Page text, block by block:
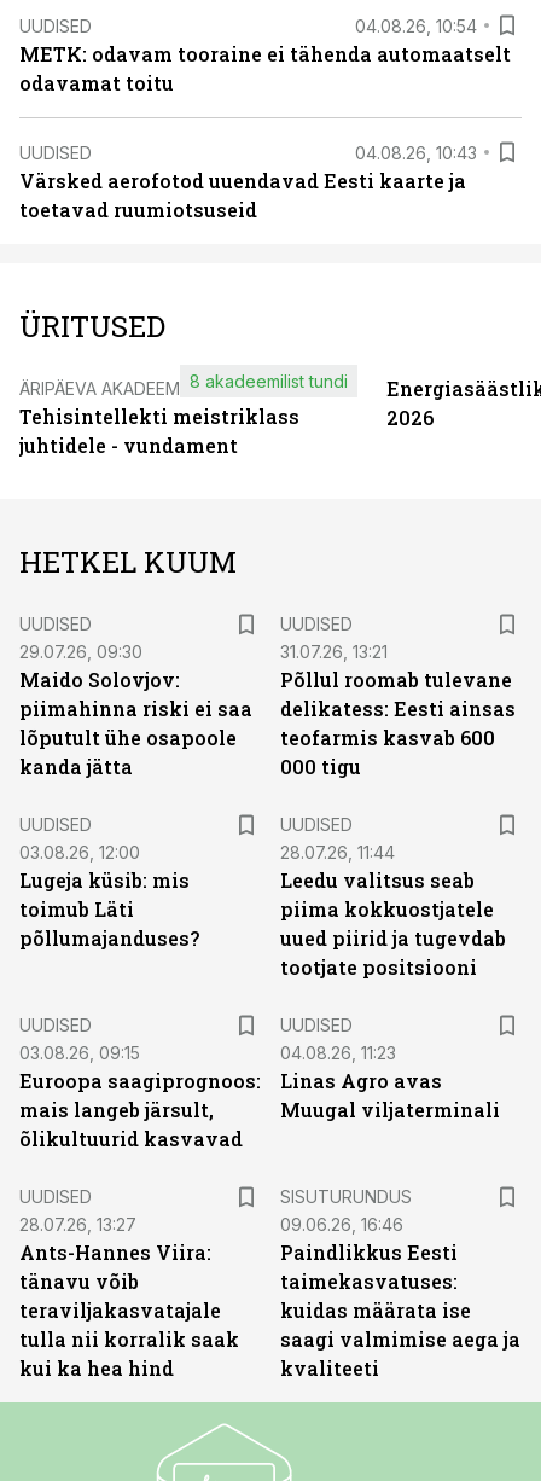
UUDISED 04.08.26, 10:54
METK: odavam tooraine ei tähenda automaatselt
odavamat toitu
UUDISED 04.08.26, 10:43
Värsked aerofotod uuendavad Eesti kaarte ja
toetavad ruumiotsuseid
ÜRITUSED
ÄRIPÄEVA AKADEEMIA
Tehisintellekti meistriklass
juhtidele - vundament
8 akadeemilist tundi
2026
HETKEL KUUM
UUDISED
29.07.26, 09:30
Maido Solovjov:
piimahinna riski ei saa
lõputult ühe osapoole
kanda jätta
UUDISED
31.07.26, 13:21
Põllul roomab tulevane
delikatess: Eesti ainsas
teofarmis kasvab 600
000 tigu
UUDISED
03.08.26, 12:00
Lugeja küsib: mis
toimub Läti
põllumajanduses?
UUDISED
28.07.26, 11:44
Leedu valitsus seab
piima kokkuostjatele
uued piirid ja tugevdab
tootjate positsiooni
UUDISED
03.08.26, 09:15
Euroopa saagiprognoos:
mais langeb järsult,
õlikultuurid kasvavad
UUDISED
04.08.26, 11:23
Linas Agro avas
Muugal viljaterminali
UUDISED
28.07.26, 13:27
Ants-Hannes Viira:
tänavu võib
teraviljakasvatajale
tulla nii korralik saak
kui ka hea hind
SISUTURUNDUS
09.06.26, 16:46
Paindlikkus Eesti
taimekasvatuses:
kuidas määrata ise
saagi valmimise aega ja
kvaliteeti